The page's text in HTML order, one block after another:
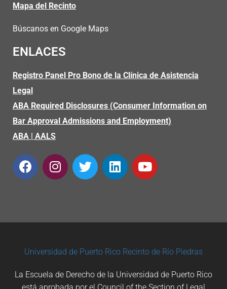
Mapa del Recinto
Búscanos en Google Maps
ENLACES
Registro Panel Pro Bono de la Clínica de Asistencia
Legal
ABA Required Disclosures (Consumer Information on
Bar Approval Admissions and Employment)
ABA | AALS
Universidad de Puerto Rico Recinto de Río Piedras
La Escuela de Derecho de la Universidad de Puerto Rico
está aprobada por el Council of the Section of Legal